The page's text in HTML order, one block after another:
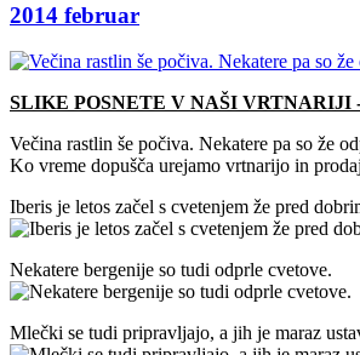
2014 februar
SLIKE POSNETE V NAŠI VRTNARIJI
Večina rastlin še počiva. Nekatere pa so že
Ko vreme dopušča urejamo vrtnarijo in
Iberis je letos začel s cvetenjem že pred
Nekatere bergenije so tudi odprle cvetove.
Mlečki se tudi pripravljajo, a jih je maraz